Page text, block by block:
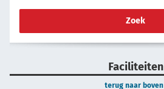
Zoek
Faciliteiten
terug naar boven